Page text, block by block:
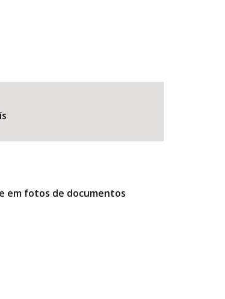
em fotos de documentos